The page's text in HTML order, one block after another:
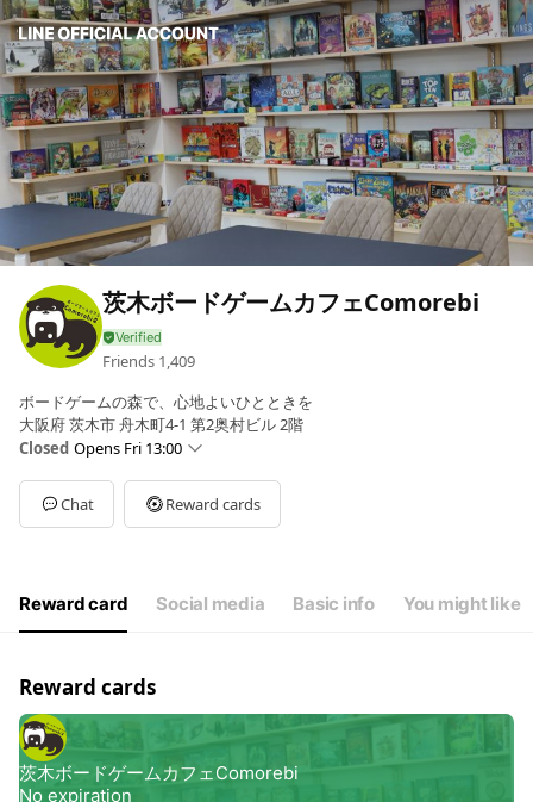
茨木ボードゲームカフェComorebi
Friends 1,409
ボードゲームの森で、心地よいひとときを
大阪府 茨木市 舟木町4-1 第2奥村ビル 2階
Closed Opens Fri 13:00
Sun12:00 - 22:00
MonClosed
Tue
Sat12:00 - 22:00
月火が祝日の場合営業
Chat Reward cards
Reward card Social media Basic info You might like
Reward cards